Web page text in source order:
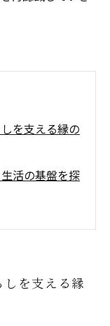
を支える縁の
活の基盤を探
感じる理由
の影響
を支える縁